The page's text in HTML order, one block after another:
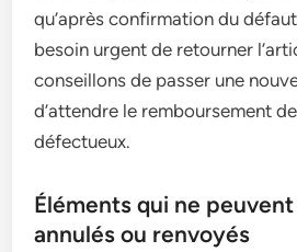
qu’après confirmation du
besoin urgent de retourner
conseillons de passer une
d’attendre le remboursement
défectueux.
Éléments qui ne
annulés ou renvoyés